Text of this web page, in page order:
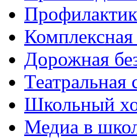
Комплексная
Дорожная
Театральная
Школьный
Медиа в